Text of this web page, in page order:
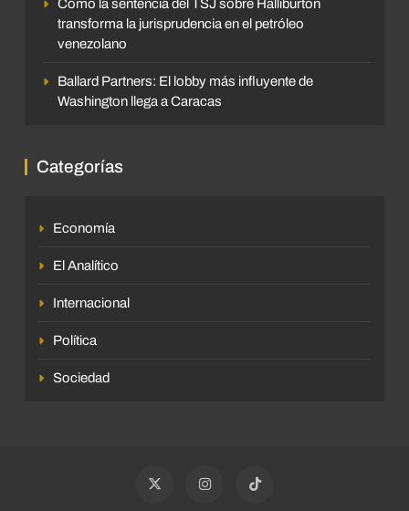
Cómo la sentencia del TSJ sobre Halliburton
transforma la jurisprudencia en el petróleo
venezolano
Ballard Partners: El lobby más influyente de
Washington llega a Caracas
Categorías
Economía
El Analítico
Internacional
Política
Sociedad